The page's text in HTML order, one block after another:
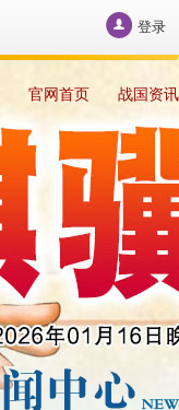
登录
官网首页 战国资讯